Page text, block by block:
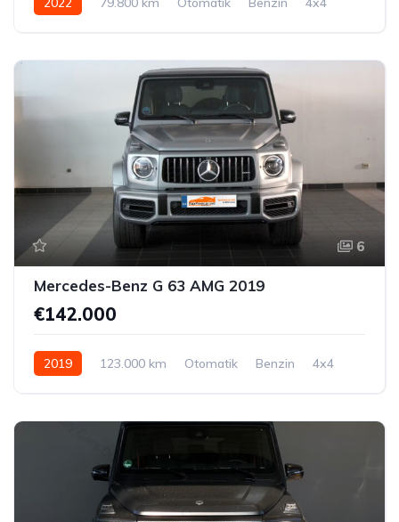
6
Mercedes-Benz G 63 AMG 2019
€142.000
2019 123.000 km Otomatik Benzin 4x4